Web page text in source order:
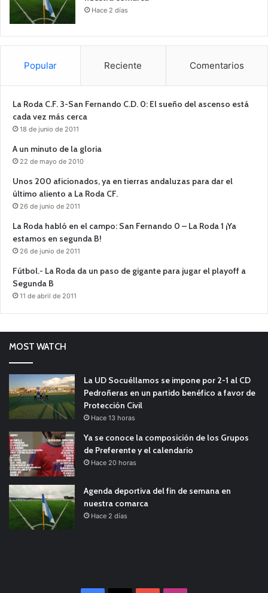
Hace 2 días
Popular Reciente Comentarios
La Roda C.F. 3-San Fernando C.D. 0: El sueño del ascenso está
cada vez más cerca
18 de junio de 2011
A un minuto de la gloria
22 de mayo de 2010
Unos 200 aficionados, ya en tierras andaluzas para dar el
último aliento a La Roda CF.
26 de junio de 2011
La Roda habló en el campo: San Fernando 0 – La Roda 1 ¡Ya
estamos en segunda B!
26 de junio de 2011
Fútbol.- La Roda da un paso de gigante para jugar el playoff a
Segunda B
11 de abril de 2011
MOST WATCH
La UD Socuéllamos se impone por 2-1 al CD
Pedroñeras en un partido benéfico a favor de
Protección Civil
Hace 13 horas
Ya se conoce la composición de los Grupos
de Preferente y el calendario
Hace 20 horas
Agenda deportiva del fin de semana en
nuestra comarca
Hace 2 días